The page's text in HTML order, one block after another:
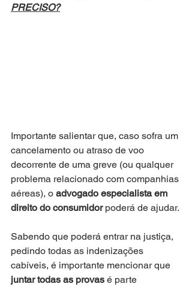
PRECISO?
Importante salientar que, caso sofra um
cancelamento ou atraso de voo
decorrente de uma greve (ou qualquer
problema relacionado com companhias
aéreas), o advogado especialista em
direito do consumidor poderá de ajudar.
Sabendo que poderá entrar na justiça,
pedindo todas as indenizações
cabíveis, é importante mencionar que
juntar todas as provas é parte